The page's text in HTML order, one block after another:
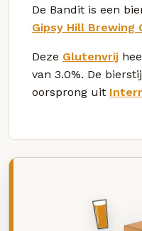
De Bandit is een
Gipsy Hill Brewing
Deze Glutenvrij
van 3.0%. De
oorsprong uit